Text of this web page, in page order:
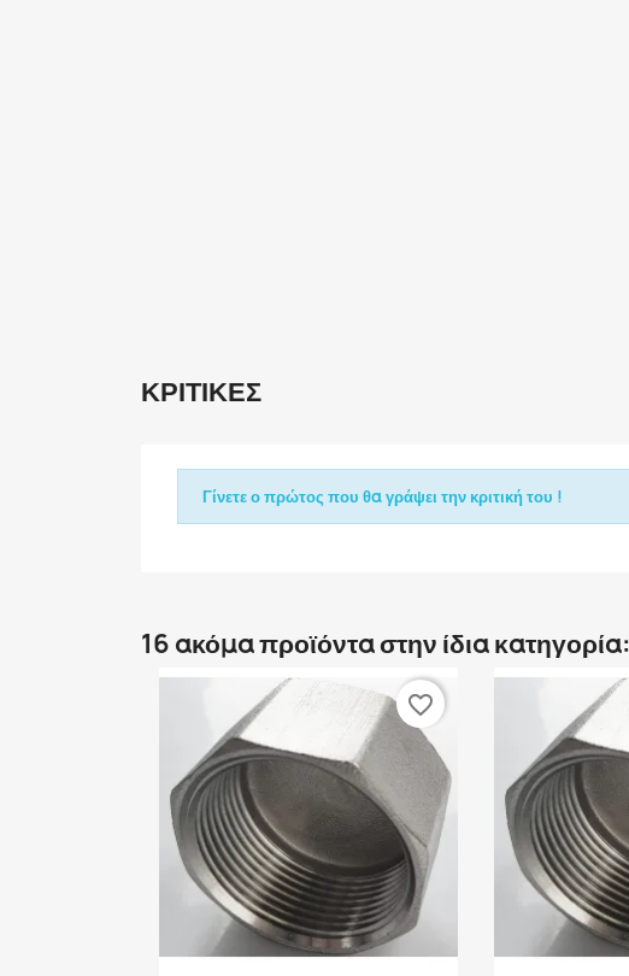
ΚΡΙΤΙΚΈΣ
Γίνετε ο πρώτος που θα γράψει την κριτική του !
16 ακόμα προϊόντα στην ίδια κατηγορία:
favorite_border